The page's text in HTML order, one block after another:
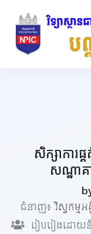
សិក្សាការផ្
សណ្ឋា
ជំនាញ៖វិស្វកម្ម
រៀបរៀងដោយ